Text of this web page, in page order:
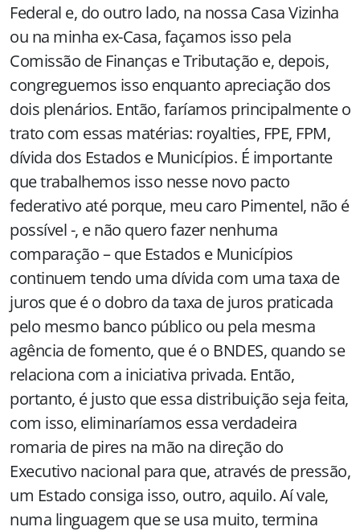
Federal e, do outro lado, na nossa Casa Vizinha
ou na minha ex-Casa, façamos isso pela
Comissão de Finanças e Tributação e, depois,
congreguemos isso enquanto apreciação dos
dois plenários. Então, faríamos principalmente o
trato com essas matérias: royalties, FPE, FPM,
dívida dos Estados e Municípios. É importante
que trabalhemos isso nesse novo pacto
federativo até porque, meu caro Pimentel, não é
possível -, e não quero fazer nenhuma
comparação – que Estados e Municípios
continuem tendo uma dívida com uma taxa de
juros que é o dobro da taxa de juros praticada
pelo mesmo banco público ou pela mesma
agência de fomento, que é o BNDES, quando se
relaciona com a iniciativa privada. Então,
portanto, é justo que essa distribuição seja feita,
com isso, eliminaríamos essa verdadeira
romaria de pires na mão na direção do
Executivo nacional para que, através de pressão,
um Estado consiga isso, outro, aquilo. Aí vale,
numa linguagem que se usa muito, termina